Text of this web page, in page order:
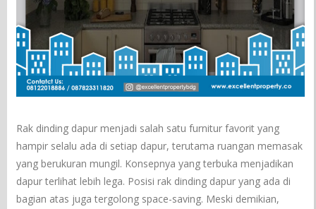
Rak dinding dapur menjadi salah satu furnitur favorit yang
hampir selalu ada di setiap dapur, terutama ruangan memasak
yang berukuran mungil. Konsepnya yang terbuka menjadikan
dapur terlihat lebih lega. Posisi rak dinding dapur yang ada di
bagian atas juga tergolong space-saving. Meski demikian,